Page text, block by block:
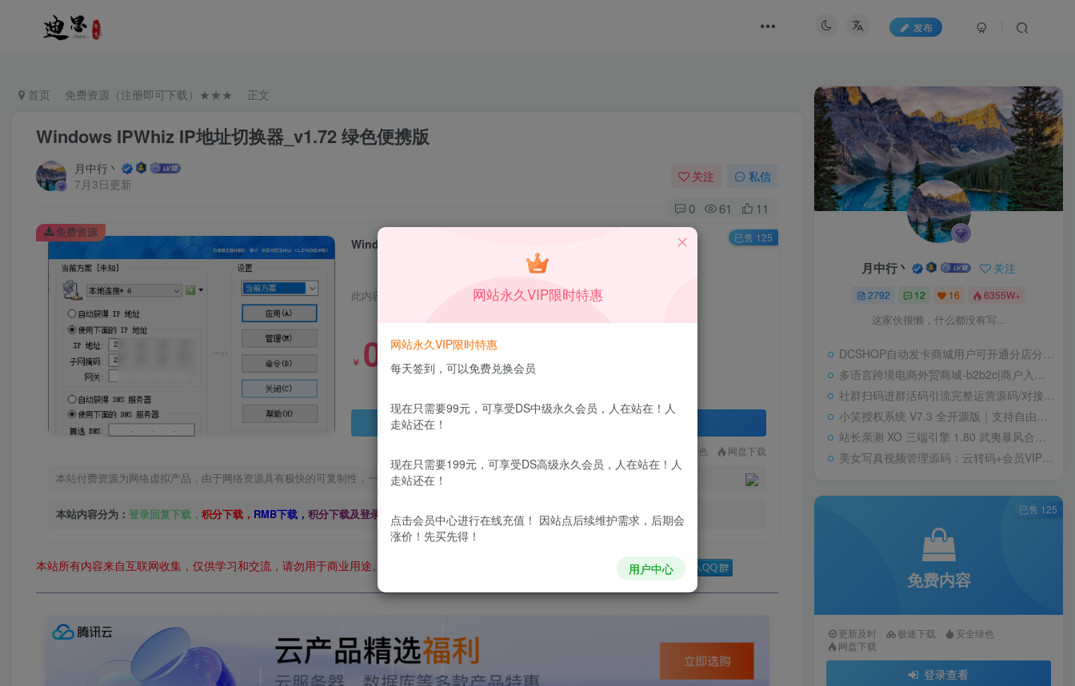
发布
首页 免费资源（注册即可下载）★★★ 正文
Windows IPWhiz IP地址切换器_v1.72 绿色便携版
月中行丶
7月3日更新
关注 私信
0 61 11
Windows IPWhiz IP地址切换器_v1.72 绿色便携版
此内容为免费资源，请登录后查看
￥ 0 限时特惠
￥ 99
安全绿色 网盘下载
本站付费资源为网络虚拟产品，由于网络资源具有极快的可复制性，一经出售不予退款，购买如有疑问请及时联系站长QQ：
本站内容分为： 登录回复下载， 积分下载， RMB下载， 积分下载及登录回复下载，都为 免费资源，积分只需签到就可以获得！
免费资源 已售 125
本站所有内容来自互联网收集，仅供学习和交流，请勿用于商业用途。如有侵权、不妥之处，请第一时间联系我们删除！ Q群：
月中行丶 关注
2792 12 16 6355W+
这家伙很懒，什么都没有写...
DCSHOP自动发卡商城用户可开通分店分销，支持实物发货，自带博客功能
多语言跨境电商外贸商城-b2b2c|商户入驻|随机物流|信用分|平台代发
社群扫码进群活码引流完整运营源码/对接免签约支付接口/推广正常绑定下级
小笑授权系统 V7.3 全开源版｜支持自由二次开发
站长亲测 XO 三端引擎 1.80 武夷暴风合击复古传奇手游服务端 魔神领域盘古圣地降魔天堂
美女写真视频管理源码：云转码+会员VIP系统，一键采集+代理系统全支持
免费内容
更新及时 极速下载
安全绿色
网盘下载
登录查看
已售 125
网站永久VIP限时特惠
网站永久VIP限时特惠
每天签到，可以免费兑换会员
现在只需要99元，可享受DS中级永久会员，人在站在！人
走站还在！
现在只需要199元，可享受DS高级永久会员，人在站在！人
走站还在！
点击会员中心进行在线充值！ 因站点后续维护需求，后期会
涨价！先买先得！
用户中心